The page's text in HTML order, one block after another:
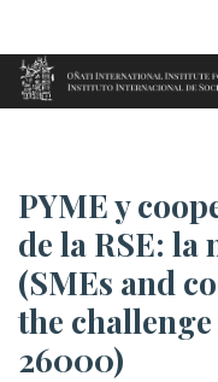
Aller au contenu principal
eu
en
fr
Accueil PYME y
PYME y cooperativas ante el reto
de la RSE: la
(SMEs and
the
26000)